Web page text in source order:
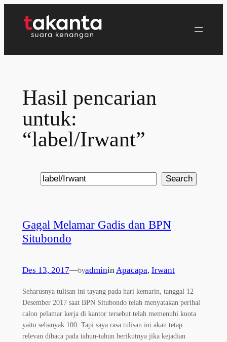
Hasil pencarian
untuk:
“label/Irwant”
Search Search
Gagal Melamar Gadis dan BPN
Situbondo
Des 13, 2017—byadmininApacapa, Irwant
Seharusnya tulisan ini tayang pada hari kemarin, tanggal 12
Desember 2017 saat BPN Situbondo telah menyatakan perihal
calon pelamar kerja di kantor tersebut telah memenuhi kuota
yaitu sebanyak 100. Tapi saya rasa tulisan ini akan tetap
relevan dibaca pada tahun-tahun berikutnya jika kejadian